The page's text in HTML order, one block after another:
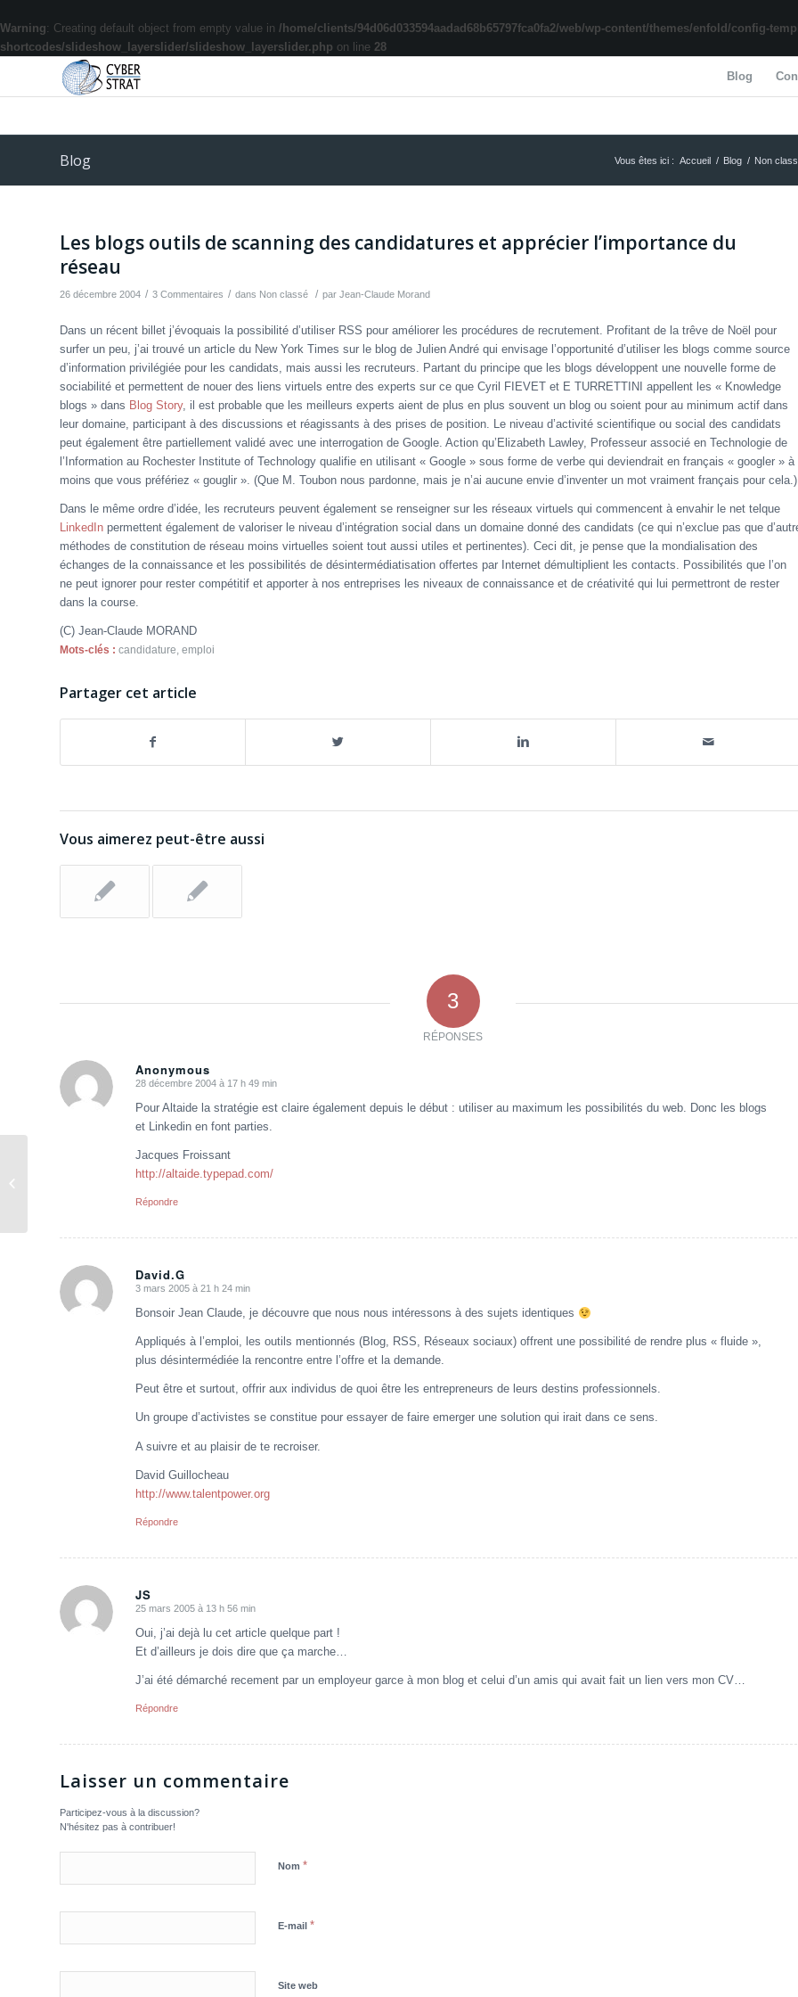
Warning: Creating default object from empty value in /home/clients/94d06d033594aadad68b65797fca0fa2/web/wp-content/themes/enfold/config-
shortcodes/slideshow_layerslider/slideshow_layerslider.php on line 28
Blog
Blog Vous êtes ici : Accueil / Blog / Non
Les blogs outils de scanning des candidatures et apprécier l’importance du
réseau
26 décembre 2004 / 3 Commentaires / dans Non classé / par Jean-Claude Morand
Dans un récent billet j’évoquais la possibilité d’utiliser RSS pour améliorer les procédures de recrutement. Profitant de la trêve de Noël pour
surfer un peu, j’ai trouvé un article du New York Times sur le blog de Julien André qui envisage l’opportunité d’utiliser les blogs comme source
d’information privilégiée pour les candidats, mais aussi les recruteurs. Partant du principe que les blogs développent une nouvelle forme de
sociabilité et permettent de nouer des liens virtuels entre des experts sur ce que Cyril FIEVET et E TURRETTINI appellent les « Knowledge
blogs » dans Blog Story, il est probable que les meilleurs experts aient de plus en plus souvent un blog ou soient pour au minimum actif dans
leur domaine, participant à des discussions et réagissants à des prises de position. Le niveau d’activité scientifique ou social des candidats
peut également être partiellement validé avec une interrogation de Google. Action qu’Elizabeth Lawley, Professeur associé en Technologie de
l’Information au Rochester Institute of Technology qualifie en utilisant « Google » sous forme de verbe qui deviendrait en français « googler » à
moins que vous préfériez « gouglir ». (Que M. Toubon nous pardonne, mais je n’ai aucune envie d’inventer un mot vraiment français pour
Dans le même ordre d’idée, les recruteurs peuvent également se renseigner sur les réseaux virtuels qui commencent à envahir le net telque
LinkedIn permettent également de valoriser le niveau d’intégration social dans un domaine donné des candidats (ce qui n’exclue pas que
méthodes de constitution de réseau moins virtuelles soient tout aussi utiles et pertinentes). Ceci dit, je pense que la mondialisation des
échanges de la connaissance et les possibilités de désintermédiatisation offertes par Internet démultiplient les contacts. Possibilités que l’on
ne peut ignorer pour rester compétitif et apporter à nos entreprises les niveaux de connaissance et de créativité qui lui permettront de rester
dans la course.
(C) Jean-Claude MORAND
Mots-clés : candidature emploi
Partager cet article
Vous aimerez peut-être aussi
3
RÉPONSES
Anonymous
dit
:
28 décembre 2004 à 17 h 49 min
Pour Altaide la stratégie est claire également depuis le début : utiliser au maximum les possibilités du web. Donc les blogs
et Linkedin en font parties.
Jacques Froissant
http://altaide.typepad.com/
Répondre
David.G
:
3 mars 2005 à 21 h 24 min
Bonsoir Jean Claude, je découvre que nous nous intéressons à des sujets identiques
Appliqués à l’emploi, les outils mentionnés (Blog, RSS, Réseaux sociaux) offrent une possibilité de rendre plus « fluide »,
plus désintermédiée la rencontre entre l’offre et la demande.
Peut être et surtout, offrir aux individus de quoi être les entrepreneurs de leurs destins professionnels.
Un groupe d’activistes se constitue pour essayer de faire emerger une solution qui irait dans ce sens.
A suivre et au plaisir de te recroiser.
David Guillocheau
http://www.talentpower.org
Répondre
JS
dit
:
25 mars 2005 à 13 h 56 min
Oui, j’ai dejà lu cet article quelque part !
Et d’ailleurs je dois dire que ça marche…
J’ai été démarché recement par un employeur garce à mon blog et celui d’un amis qui avait fait un lien vers mon CV…
Répondre
Laisser un commentaire
Participez-vous à la discussion?
N'hésitez pas à contribuer!
Nom *
E-mail *
Site web
Maturité du marché des blogs et RSS